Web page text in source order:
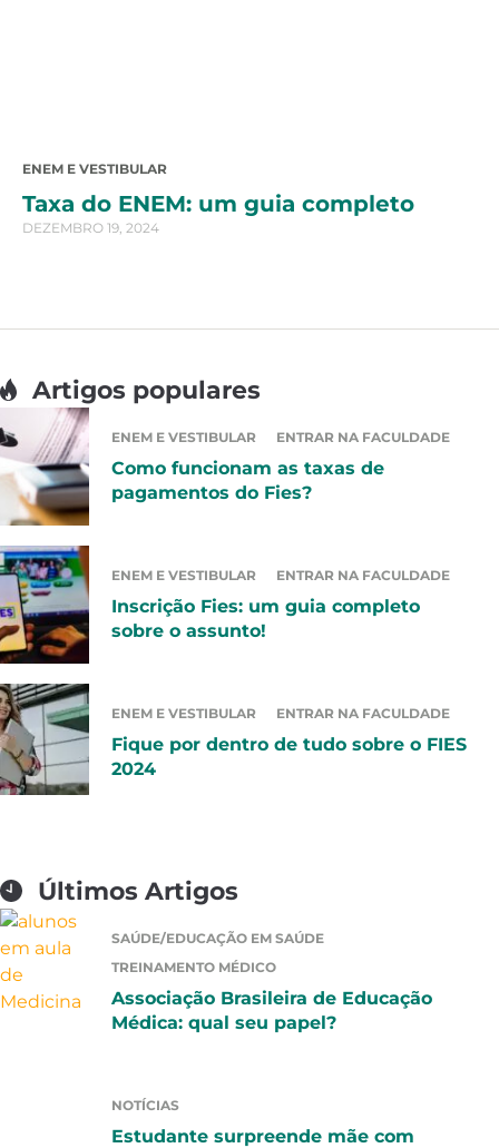
ENEM E VESTIBULAR
Taxa do ENEM: um guia completo
DEZEMBRO 19, 2024
Artigos populares
ENEM E VESTIBULAR ENTRAR NA FACULDADE
Como funcionam as taxas de
pagamentos do Fies?
ENEM E VESTIBULAR ENTRAR NA FACULDADE
Inscrição Fies: um guia completo
sobre o assunto!
ENEM E VESTIBULAR ENTRAR NA FACULDADE
Fique por dentro de tudo sobre o FIES
2024
Últimos Artigos
SAÚDE/EDUCAÇÃO EM SAÚDE
TREINAMENTO MÉDICO
Associação Brasileira de Educação
Médica: qual seu papel?
NOTÍCIAS
Estudante surpreende mãe com